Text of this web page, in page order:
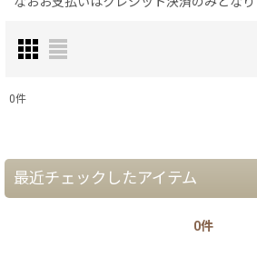
在庫あり
0件
最近チェックしたアイテム
0件